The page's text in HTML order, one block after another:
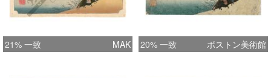
21% 一致 MAK 20% 一致 ボストン美術館